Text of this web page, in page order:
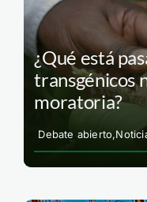
¿Qué está
transgénicos
moratoria?
Debate